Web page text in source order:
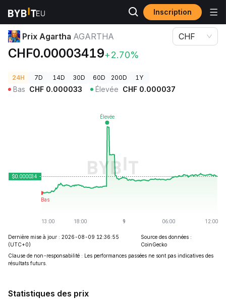
Inscription
Prix des cryptos Prix Agartha AGARTHA
Prix Agartha AGARTHA
CHF0.00003419+2.70%
CHF
24H 7D 14D 30D 60D 200D 1Y
Bas CHF 0.000033 Élevée CHF 0.000037
Dernière mise à jour : 2026-08-09 12:36:55
(UTC+0)
Source des données :
CoinGecko
Clause de non-responsabilité : Les performances passées ne sont pas indicatives des
résultats futurs.
Statistiques des prix